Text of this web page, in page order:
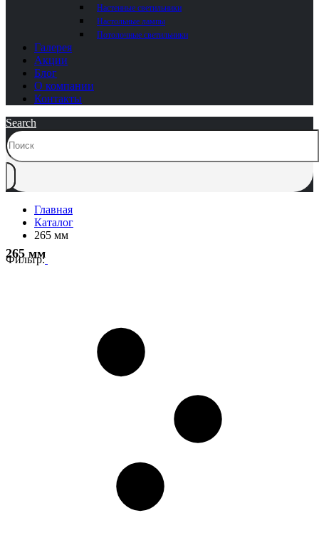
Настенные светильники
Настольные лампы
Потолочные светильники
Галерея
Акции
Блог
О компании
Контакты
Search
Главная
Каталог
265 мм
265 мм
Фильтр: